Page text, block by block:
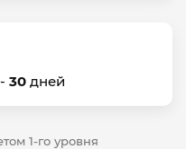
30 дней
1-го уровня